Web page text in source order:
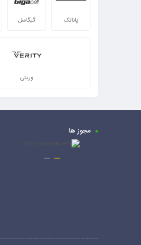
پاناتک گیگاسل
وریتی
مجوز ها